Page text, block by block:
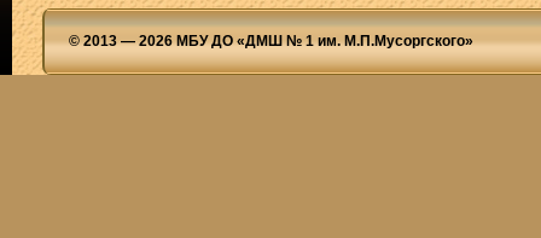
© 2013 — 2026 МБУ ДО «ДМШ № 1 им. М.П.Мусоргского»